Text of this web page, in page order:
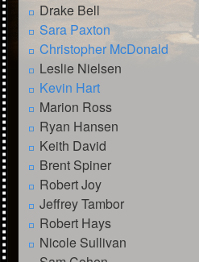
Drake Bell
Sara Paxton
Christopher McDonald
Leslie Nielsen
Kevin Hart
Marion Ross
Ryan Hansen
Keith David
Brent Spiner
Robert Joy
Jeffrey Tambor
Robert Hays
Nicole Sullivan